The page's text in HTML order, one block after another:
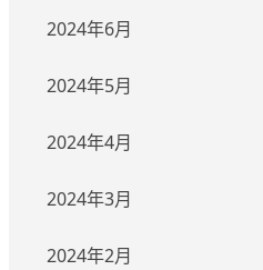
2024年6月
2024年5月
2024年4月
2024年3月
2024年2月